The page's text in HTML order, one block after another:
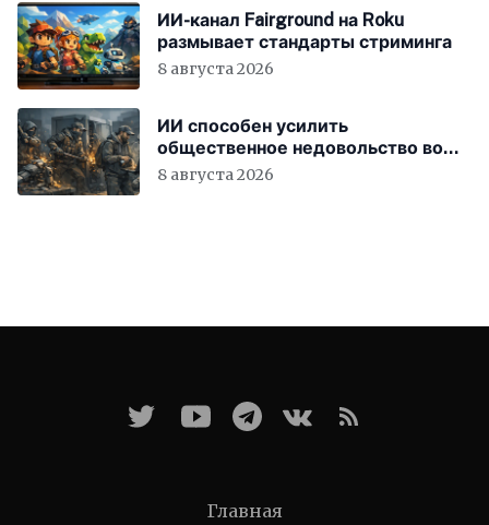
ИИ-канал Fairground на Roku
размывает стандарты стриминга
8 августа 2026
ИИ способен усилить
общественное недовольство во
всём мире
8 августа 2026
Главная